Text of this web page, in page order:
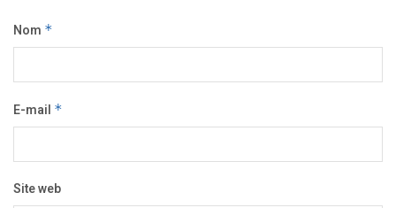
Nom *
E-mail *
Site web